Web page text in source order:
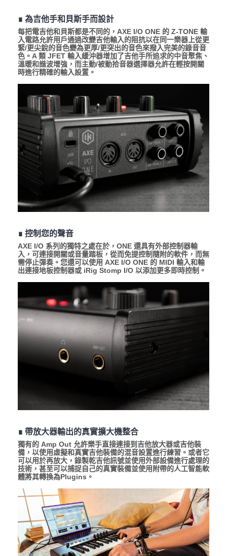
∎ 為吉他手和貝斯手而設計
每把電吉他和貝斯都是不同的，AXE I/O ONE 的 Z-TONE 輸
入電路允許用戶通過改變吉他輸入的阻抗以在同一樂器上從更
緊/更尖銳的音色變為更厚/更突出的音色來撥入完美的錄音音
色。A 類 JFET 輸入緩沖器增加了吉他手所追求的中音聚焦、
溫暖和諧波增強，而主動/被動拾音器選擇器允許在輕按開關
時進行精確的輸入設置。
∎ 控制您的聲音
AXE I/O 系列的獨特之處在於，ONE 還具有外部控制器輸
入，可連接開關或音量踏板，從而免提控制隨附的軟件，而無
需停止彈奏。您還可以使用 AXE I/O ONE 的 MIDI 輸入和輸
出連接地板控制器或 iRig Stomp I/O 以添加更多即時控制。
∎ 帶放大器輸出的真實擴大機整合
獨有的 Amp Out 允許樂手直接連接到吉他放大器或吉他裝
備，以使用虛擬和真實吉他裝備的混音設置進行練習。或者它
可以用於再放大，錄製乾吉他訊號並使用外部設備進行處理的
技術，甚至可以捕捉自己的真實裝備並使用附帶的人工智能軟
體將其轉換為Plugins。